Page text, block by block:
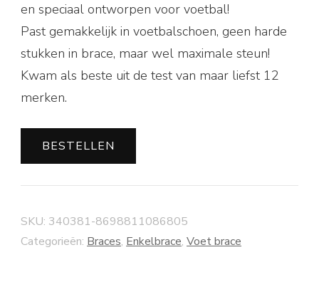
en speciaal ontworpen voor voetbal!
Past gemakkelijk in voetbalschoen, geen harde
stukken in brace, maar wel maximale steun!
Kwam als beste uit de test van maar liefst 12
merken.
BESTELLEN
SKU: 340381-8698811086805
Categorieën: Braces, Enkelbrace, Voet brace